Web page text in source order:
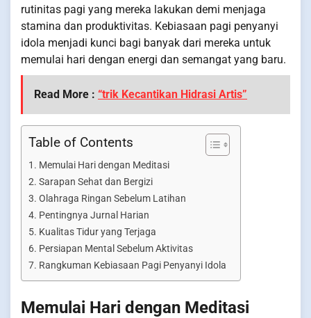
rutinitas pagi yang mereka lakukan demi menjaga
stamina dan produktivitas. Kebiasaan pagi penyanyi
idola menjadi kunci bagi banyak dari mereka untuk
memulai hari dengan energi dan semangat yang baru.
Read More : “trik Kecantikan Hidrasi Artis”
Table of Contents
Memulai Hari dengan Meditasi
Sarapan Sehat dan Bergizi
Olahraga Ringan Sebelum Latihan
Pentingnya Jurnal Harian
Kualitas Tidur yang Terjaga
Persiapan Mental Sebelum Aktivitas
Rangkuman Kebiasaan Pagi Penyanyi Idola
Memulai Hari dengan Meditasi